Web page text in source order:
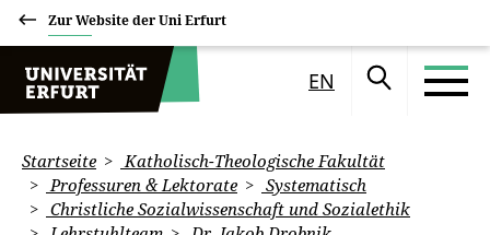
Zur Website der Uni Erfurt
EN
Startseite
Katholisch-Theologische Fakultät
Professuren & Lektorate
Systematisch
Christliche Sozialwissenschaft und Sozialethik